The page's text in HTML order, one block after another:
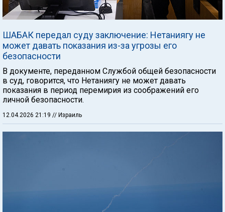
ШАБАК передал суду заключение: Нетаниягу не
может давать показания из-за угрозы его
безопасности
В документе, переданном Службой общей безопасности
в суд, говорится, что Нетаниягу не может давать
показания в период перемирия из соображений его
личной безопасности.
12.04.2026 21:19 // Израиль